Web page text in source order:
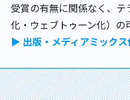
受賞の有無に関係なく、
化・ウェブトゥーン化）の
▶ 出版・メディアミック